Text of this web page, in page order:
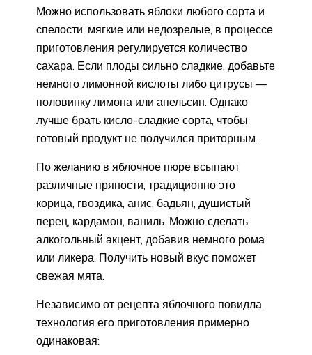
Можно использовать яблоки любого сорта и
спелости, мягкие или недозрелые, в процессе
приготовления регулируется количество
сахара. Если плоды сильно сладкие, добавьте
немного лимонной кислоты либо цитрусы —
половинку лимона или апельсин. Однако
лучше брать кисло-сладкие сорта, чтобы
готовый продукт не получился приторным.
По желанию в яблочное пюре всыпают
различные пряности, традиционно это
корица, гвоздика, анис, бадьян, душистый
перец, кардамон, ваниль. Можно сделать
алкогольный акцент, добавив немного рома
или ликера. Получить новый вкус поможет
свежая мята.
Независимо от рецепта яблочного повидла,
технология его приготовления примерно
одинаковая: